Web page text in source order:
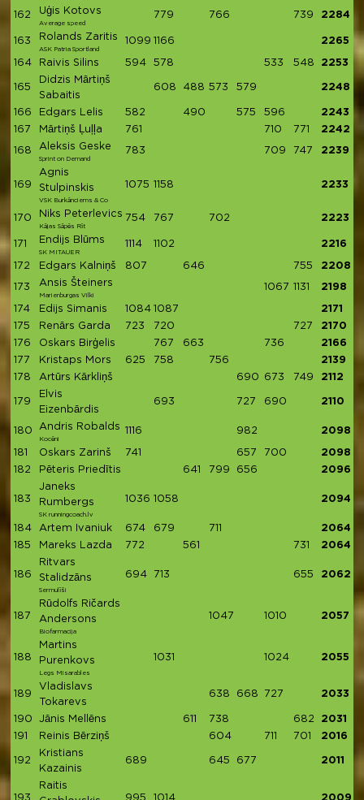
162 Uģis Kotovs
Average speed
779 766 739 2284
163 Rolands Zaritis
ASK Patria Sportland
1099 1166 2265
164 Raivis Silins 594 578 533 548 2253
165
Didzis Mārtiņš
Sabaitis
608 488 573 579 2248
166 Edgars Lelis 582 490 575 596
2243
167
Mārtiņš Ļuļļa 761 710 771 2242
168 Aleksis Geske
Sprint on Demand
783 709 747 2239
169
Agnis
Stulpinskis
VSK Burkānciems & Co
1075 1158 2233
170 Niks Peterlevics
Kājas Sāpēs Rīt
754 767 702 2223
171 Endijs Blūms
SK MITAUER
1114 1102 2216
172 Edgars Kalniņš 807 646 755 2208
173 Ansis Šteiners
Marienburgas Vilki
1067 1131 2198
174 Edijs Simanis 1084 1087
2171
175
Renārs Garda 723 720 727
2170
176
Oskars Birģelis 767 663 736
2166
177
Kristaps Mors 625 758 756
2139
178
Artūrs Kārkliņš 690 673 749 2112
179
Elvis
Eizenbārdis
693 727 690 2110
180 Andris Robalds
Kocēni
1116 982 2098
181 Oskars Zarinš 741 657 700
2098
182
Pēteris Priedītis 641 799 656 2096
183
Janeks
Rumbergs
SK runningcoach.lv
1036 1058 2094
184 Artem Ivaniuk 674 679 711
2064
185
Mareks Lazda 772 561 731 2064
186
Ritvars
Stalidzāns
Sermulīši
694 713 655 2062
187
Rūdolfs Ričards
Andersons
Biofarmacija
1047 1010 2057
188
Martins
Purenkovs
Legs Misarables
1031 1024 2055
189
Vladislavs
Tokarevs
638 668 727 2033
190 Jānis Mellēns 611 738 682
2031
191
Reinis Bērziņš 604 711 701 2016
192
Kristians
Kazainis
689 645 677 2011
193
Raitis
995 1014 2009